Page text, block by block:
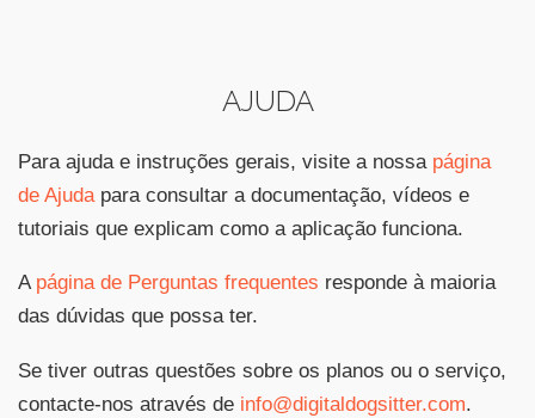
AJUDA
Para ajuda e instruções gerais, visite a nossa página
de Ajudapara consultar a documentação, vídeos e
tutoriais que explicam como a aplicação funciona.
A página de Perguntas frequentes responde à maioria
das dúvidas que possa ter.
Se tiver outras questões sobre os planos ou o serviço,
contacte-nos através de info@digitaldogsitter.com.